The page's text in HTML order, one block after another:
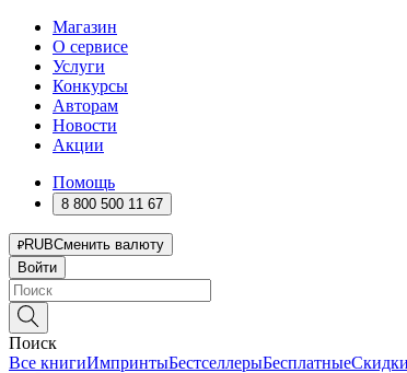
Магазин
О сервисе
Услуги
Конкурсы
Авторам
Новости
Акции
Помощь
8 800 500 11 67
RUBСменить валюту
Войти
Поиск
Все книгиИмпринтыБестселлерыБесплатныеСкидки